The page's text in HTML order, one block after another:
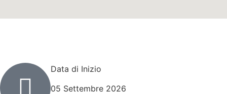
Data di Inizio
05 Settembre 2026